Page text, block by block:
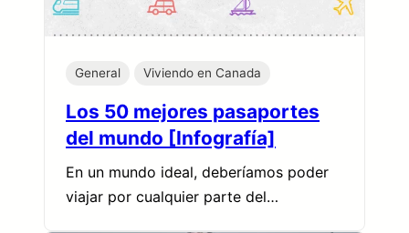
General Viviendo en Canada
Los 50 mejores pasaportes
del mundo [Infografía]
En un mundo ideal, deberíamos poder
viajar por cualquier parte del…